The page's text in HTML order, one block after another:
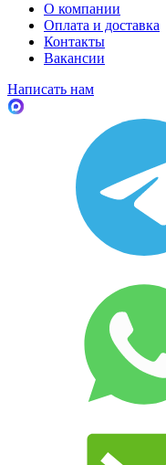
О компании
Оплата и доставка
Контакты
Вакансии
Написать нам